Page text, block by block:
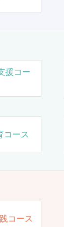
援コー
コース
コース